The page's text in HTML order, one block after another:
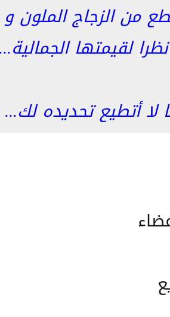
من الزجاج
لقيمتها
أتطيع تحديده لك...